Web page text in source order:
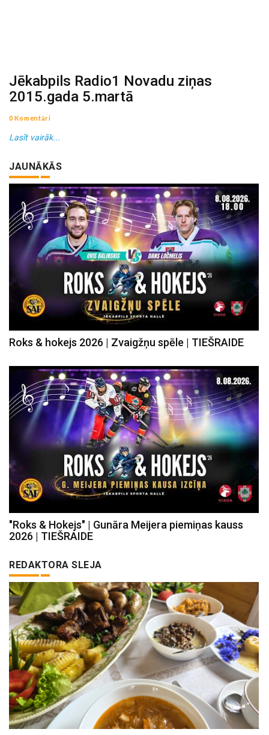
Jēkabpils Radio1 Novadu ziņas
2015.gada 5.martā
0 Komentāri
Lasīt vairāk...
JAUNĀKĀS
Roks & hokejs 2026 | Zvaigžņu spēle | TIEŠRAIDE
"Roks & Hokejs" | Gunāra Meijera piemiņas kauss
2026 | TIEŠRAIDE
REDAKTORA SLEJA